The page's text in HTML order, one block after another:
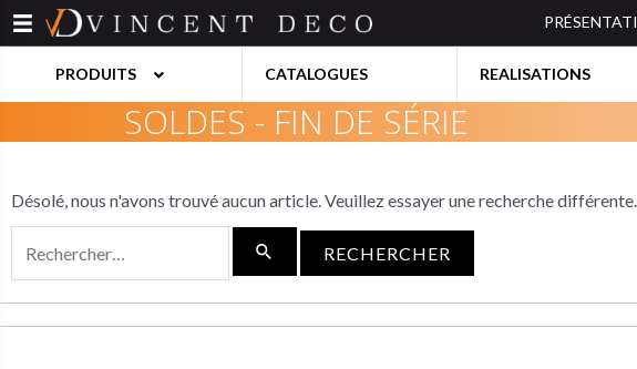
Aller
au
PRODUITS CATALOGUES REALISATIONS
SOLDES - FIN DE SÉRIE
Désolé, nous n'avons trouvé aucun article. Veuillez essayer une recherche différente.